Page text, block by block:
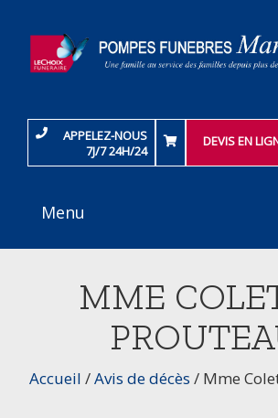
APPELEZ-NOUS
7J/7 24H/24
DEVIS EN
Menu
MME
Accueil /Avis de décès / Mme